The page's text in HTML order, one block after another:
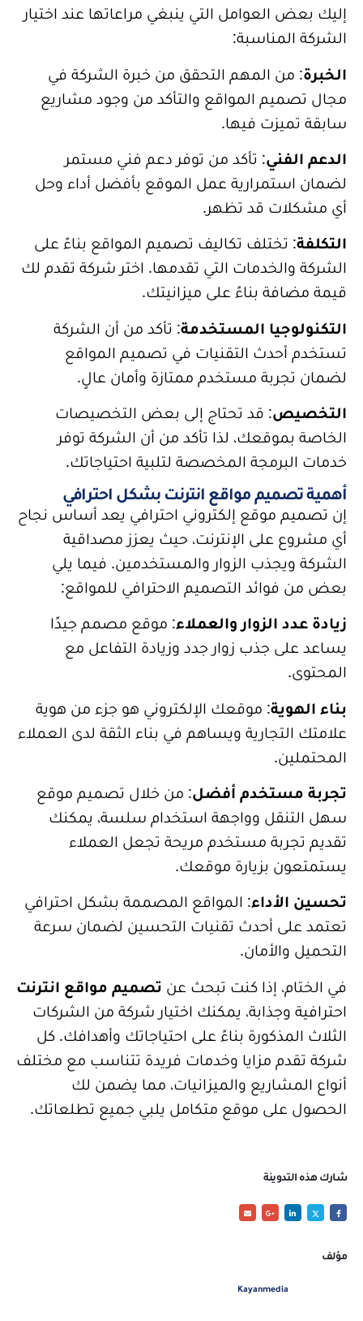
إليك بعض العوامل التي ينبغي مراعاتها عند اختيار
الشركة المناسبة:
الخبرة: من المهم التحقق من خبرة الشركة في
مجال تصميم المواقع والتأكد من وجود مشاريع
سابقة تميزت فيها.
الدعم الفني: تأكد من توفر دعم فني مستمر
لضمان استمرارية عمل الموقع بأفضل أداء وحل
أي مشكلات قد تظهر.
التكلفة: تختلف تكاليف تصميم المواقع بناءً على
الشركة والخدمات التي تقدمها. اختر شركة تقدم لك
قيمة مضافة بناءً على ميزانيتك.
التكنولوجيا المستخدمة: تأكد من أن الشركة
تستخدم أحدث التقنيات في تصميم المواقع
لضمان تجربة مستخدم ممتازة وأمان عالٍ.
التخصيص: قد تحتاج إلى بعض التخصيصات
الخاصة بموقعك، لذا تأكد من أن الشركة توفر
خدمات البرمجة المخصصة لتلبية احتياجاتك.
أهمية تصميم مواقع انترنت بشكل احترافي
إن تصميم موقع إلكتروني احترافي يعد أساس نجاح
أي مشروع على الإنترنت، حيث يعزز مصداقية
الشركة ويجذب الزوار والمستخدمين. فيما يلي
بعض من فوائد التصميم الاحترافي للمواقع:
زيادة عدد الزوار والعملاء: موقع مصمم جيدًا
يساعد على جذب زوار جدد وزيادة التفاعل مع
المحتوى.
بناء الهوية: موقعك الإلكتروني هو جزء من هوية
علامتك التجارية ويساهم في بناء الثقة لدى العملاء
المحتملين.
تجربة مستخدم أفضل: من خلال تصميم موقع
سهل التنقل وواجهة استخدام سلسة، يمكنك
تقديم تجربة مستخدم مريحة تجعل العملاء
يستمتعون بزيارة موقعك.
تحسين الأداء: المواقع المصممة بشكل احترافي
تعتمد على أحدث تقنيات التحسين لضمان سرعة
التحميل والأمان.
في الختام، إذا كنت تبحث عن تصميم مواقع انترنت
احترافية وجذابة، يمكنك اختيار شركة من الشركات
الثلاث المذكورة بناءً على احتياجاتك وأهدافك. كل
شركة تقدم مزايا وخدمات فريدة تتناسب مع مختلف
أنواع المشاريع والميزانيات، مما يضمن لك
الحصول على موقع متكامل يلبي جميع تطلعاتك.
شارك هذه التدوينة
مؤلف
Kayanmedia